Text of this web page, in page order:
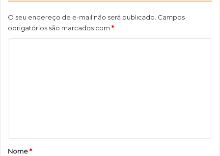
O seu endereço de e-mail não será publicado. Campos
obrigatórios são marcados com *
rNome*